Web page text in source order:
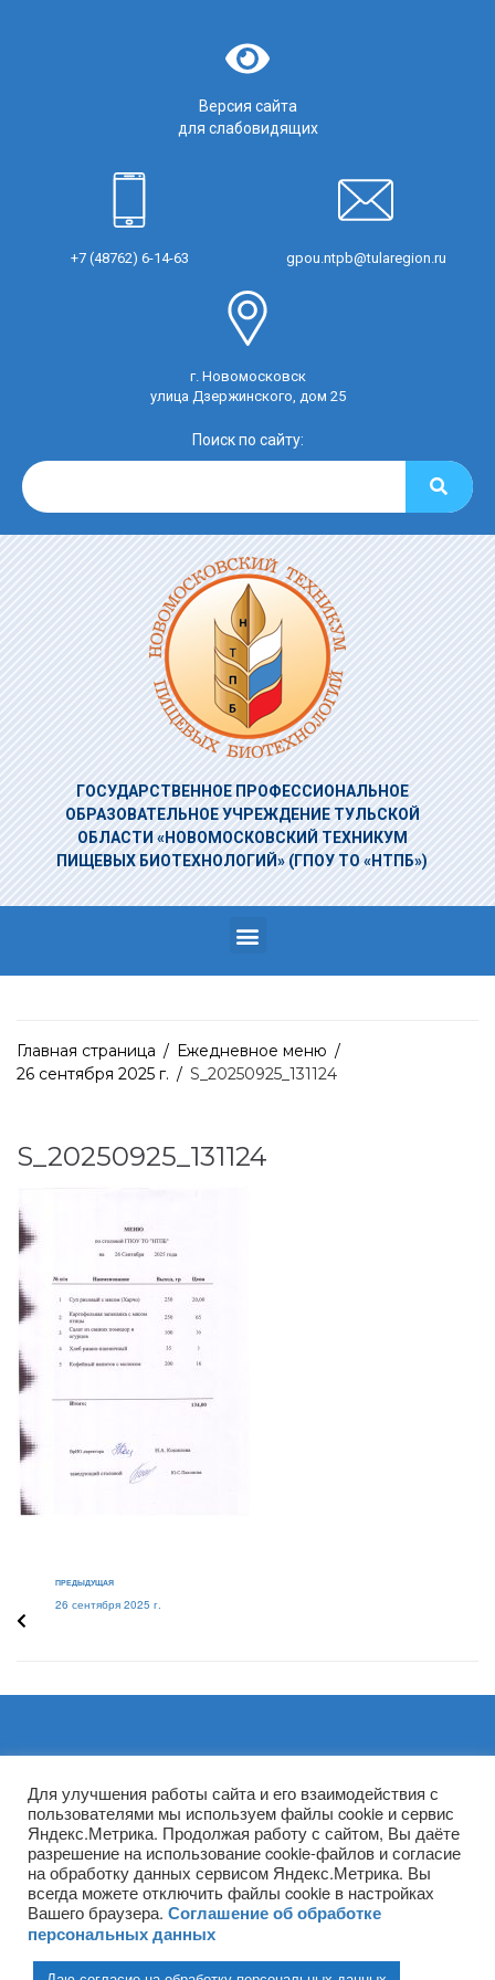
Версия сайта
для слабовидящих
+7 (48762) 6-14-63 gpou.ntpb@tularegion.ru
г. Новомосковск
улица Дзержинского, дом 25
Поиск по сайту:
ГОСУДАРСТВЕННОЕ ПРОФЕССИОНАЛЬНОЕ
ОБРАЗОВАТЕЛЬНОЕ УЧРЕЖДЕНИЕТУЛЬСКОЙ
ОБЛАСТИ «НОВОМОСКОВСКИЙ ТЕХНИКУМ
ПИЩЕВЫХ БИОТЕХНОЛОГИЙ» (ГПОУ ТО «НТПБ»)
Главная страница / Ежедневное меню /
26 сентября 2025 г. / S_20250925_131124
S_20250925_131124
ПРЕДЫДУЩАЯ
26 сентября 2025 г.
Архивы
(ГПОУ ТО «НТПБ») 2020 г. ©
Для улучшения работы сайта и его взаимодействия с
пользователями мы используем файлы cookie и сервис
Яндекс.Метрика. Продолжая работу с сайтом, Вы даёте
разрешение на использование cookie-файлов и согласие
на обработку данных сервисом Яндекс.Метрика. Вы
всегда можете отключить файлы cookie в настройках
Вашего браузера. Соглашение об обработке
персональных данных